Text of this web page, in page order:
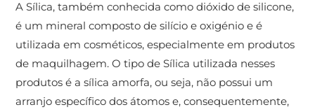
A Sílica, também conhecida como dióxido de silicone,
é um mineral composto de silício e oxigénio e é
utilizada em cosméticos, especialmente em produtos
de maquilhagem. O tipo de Sílica utilizada nesses
produtos é a sílica amorfa, ou seja, não possui um
arranjo específico dos átomos e, consequentemente,